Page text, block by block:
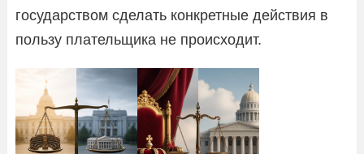
государством сделать конкретные действия в
пользу плательщика не происходит.